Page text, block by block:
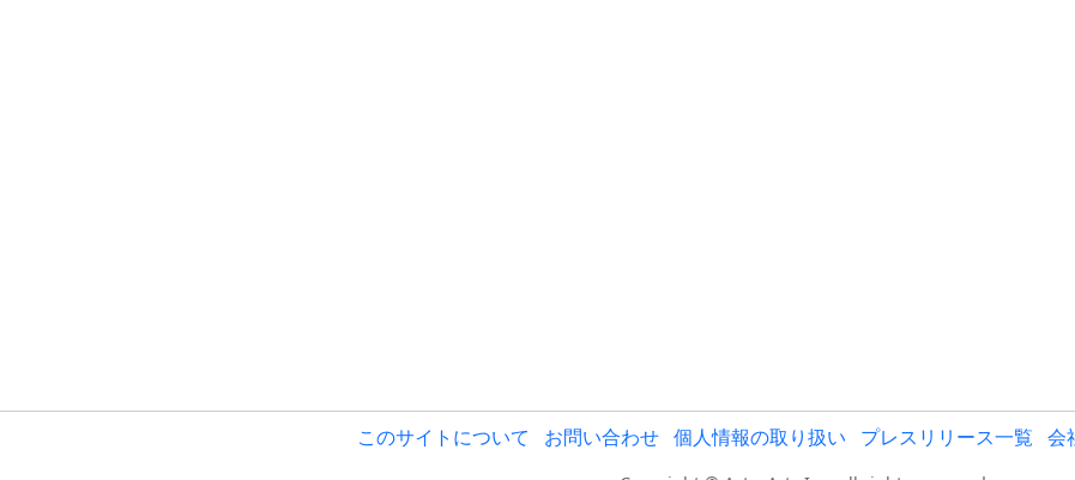
このサイトについて お問い合わせ 個人情報の取り扱い プレスリリース一覧 会